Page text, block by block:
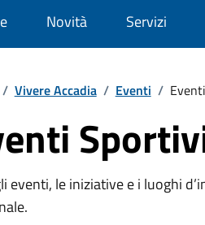
Novità Servizi
/ Vivere Accadia / Eventi /
eventi, le iniziative e i luoghi